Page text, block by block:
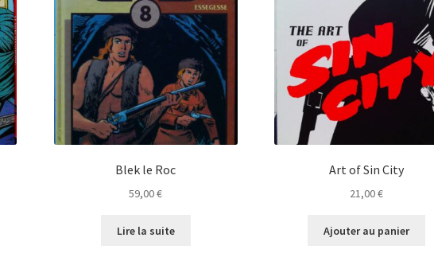
Blek le Roc
59,00€
Lire la suite
Art of Sin City
21,00€
Ajouter au panier